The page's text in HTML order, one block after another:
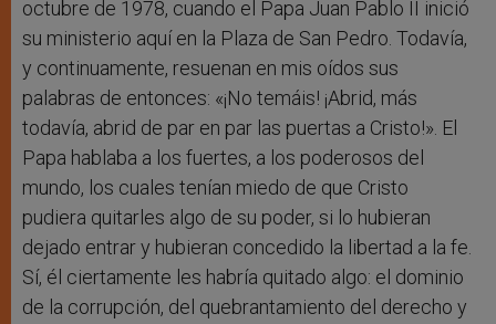
octubre de 1978, cuando el Papa Juan Pablo II inició
su ministerio aquí en la Plaza de San Pedro. Todavía,
y continuamente, resuenan en mis oídos sus
palabras de entonces: «¡No temáis! ¡Abrid, más
todavía, abrid de par en par las puertas a Cristo!». El
Papa hablaba a los fuertes, a los poderosos del
mundo, los cuales tenían miedo de que Cristo
pudiera quitarles algo de su poder, si lo hubieran
dejado entrar y hubieran concedido la libertad a la fe.
Sí, él ciertamente les habría quitado algo: el dominio
de la corrupción, del quebrantamiento del derecho y